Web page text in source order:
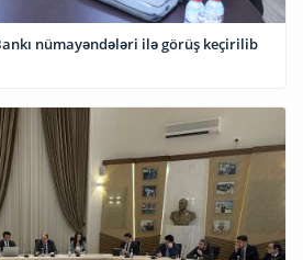
nümayəndələri ilə görüş keçirilib